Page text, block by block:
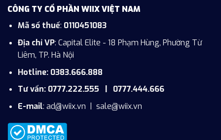
CÔNG TY CỔ PHẦN WIIX VIỆT NAM
Mã số thuế: 0110451083
Địa chỉ VP: Capital Elite - 18 Phạm Hùng, Phường Từ
Liêm, TP. Hà Nội
Hotline: 0383.666.888
Tư vấn: 0777.222.555 | 0777.444.666
E-mail: ad@wiix.vn sale@wiix.vn